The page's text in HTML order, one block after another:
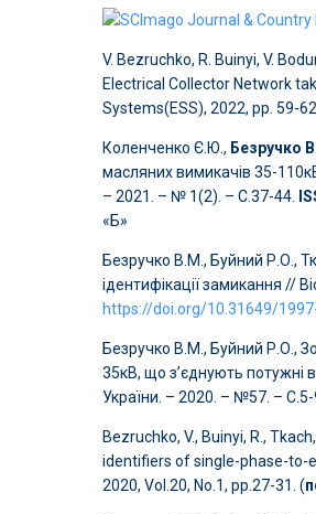
V. Bezruchko, R. Buinyi, V.
Electrical Collector Network
Systems(ESS), 2022, pp. 59-
Коленченко Є.Ю., Безручко
масляних вимикачів 35-
– 2021. – № 1(2). – С.37-44.
«Б»
Безручко В.М., Буйний Р.О.,
ідентифікації замикання //
https://doi.org/10.31649/
Безручко В.М., Буйний Р.О.,
35кВ, що з’єднують потужні
України. – 2020. – №57. – С.5-
Bezruchko, V., Buinyi, R.,
identifiers of single-phase-to-
2020, Vol.20, No.1, pp.27-31. (